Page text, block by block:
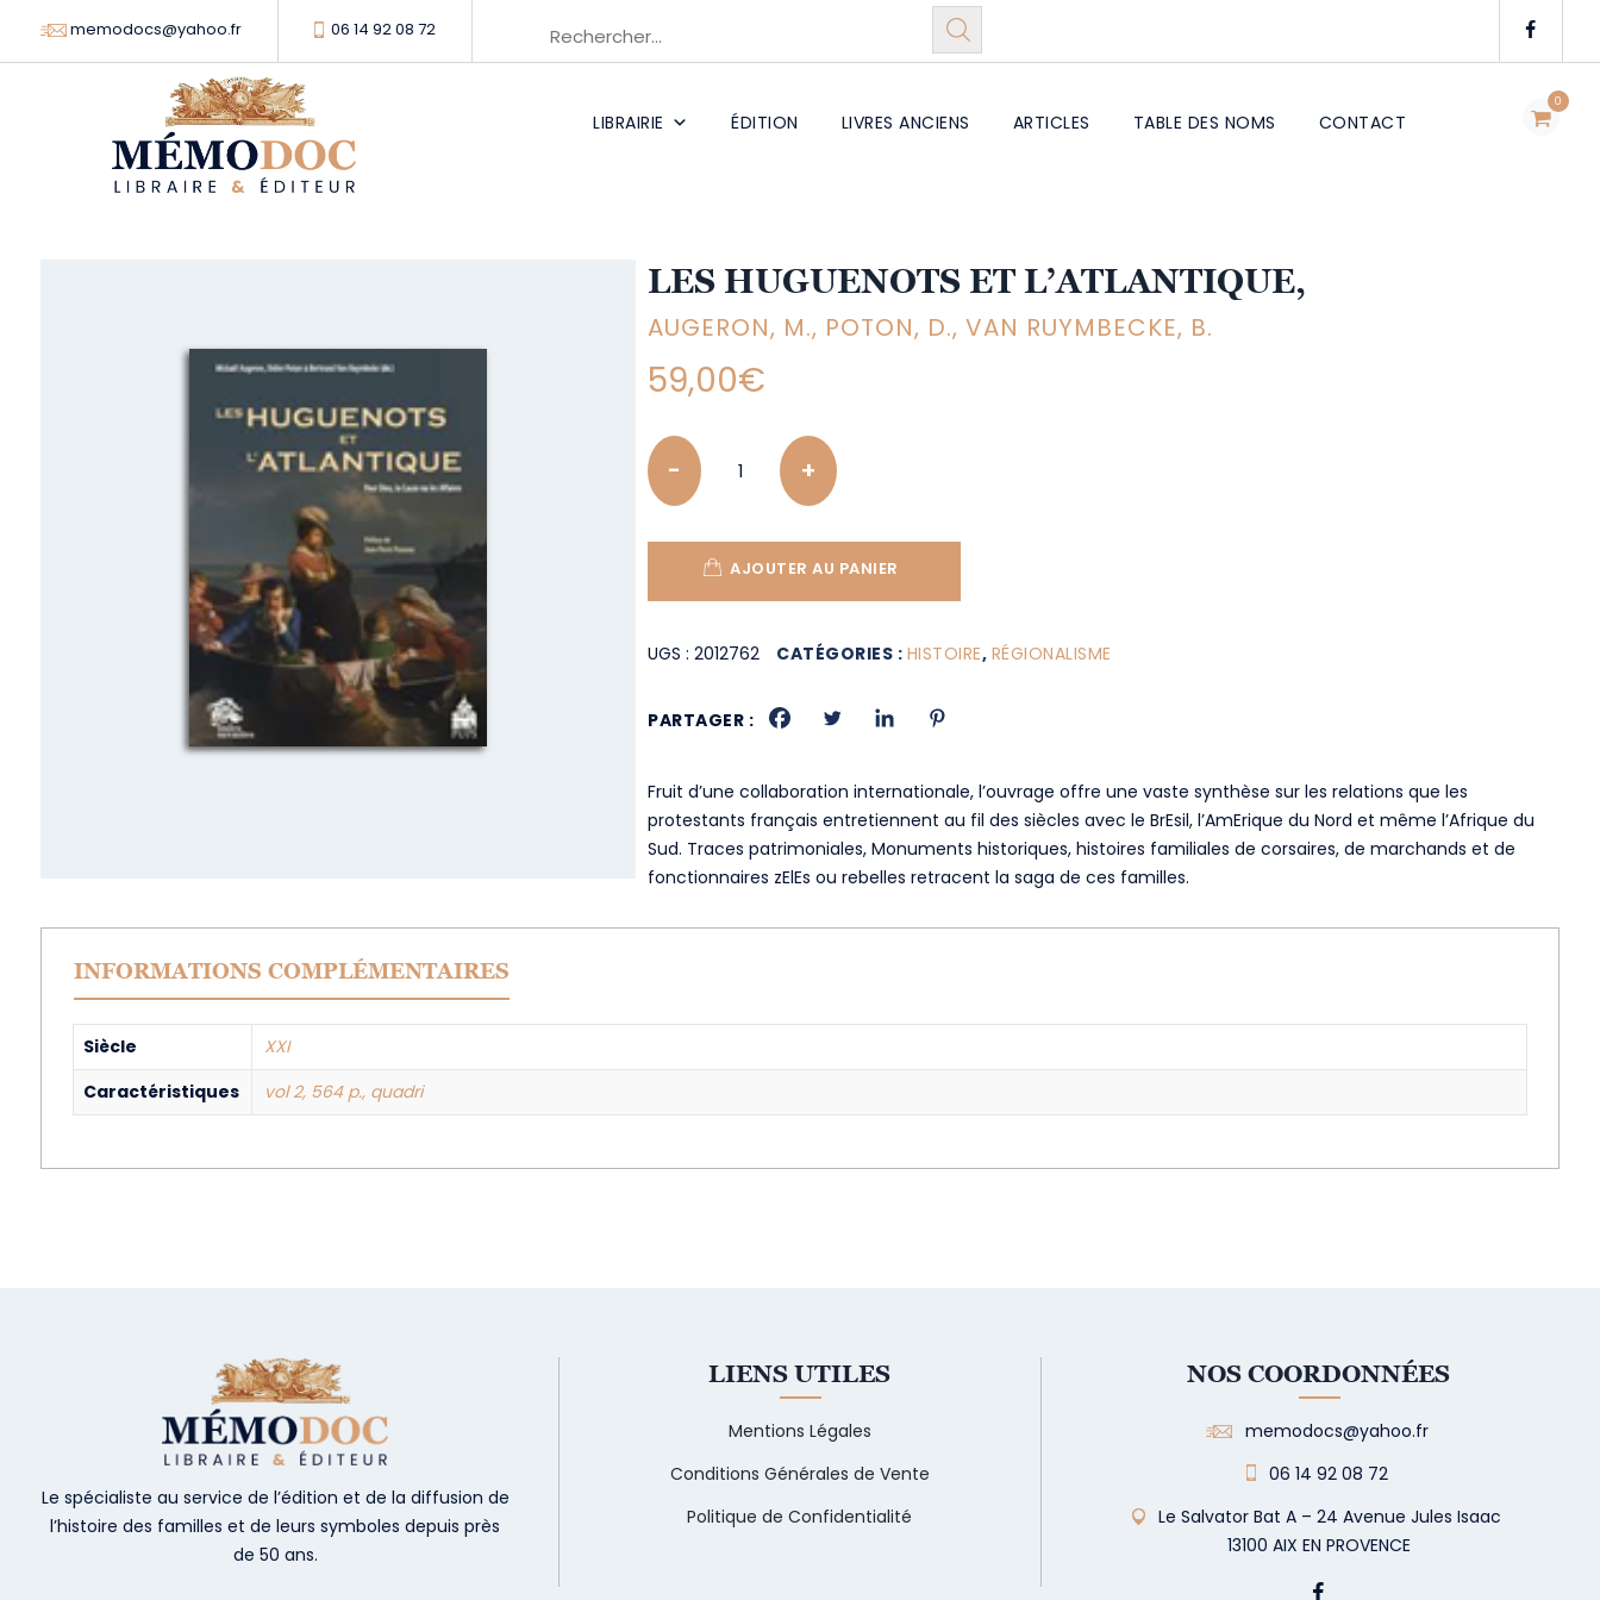
memodocs@yahoo.fr 06 14 92 08 72
0
LIBRAIRIE ÉDITION LIVRES ANCIENS ARTICLES TABLE DES NOMS CONTACT
LES HUGUENOTS ET L’ATLANTIQUE,
AUGERON, M., POTON, D., VAN RUYMBECKE, B.
59,00€
Quantity
AJOUTER AU PANIER
UGS :2012762 CATÉGORIES : HISTOIRE, RÉGIONALISME
PARTAGER :
Fruit d’une collaboration internationale, l’ouvrage offre une vaste synthèse sur les relations que les
protestants français entretiennent au fil des siècles avec le BrEsil, l’AmErique du Nord et même l’Afrique du
Sud. Traces patrimoniales, Monuments historiques, histoires familiales de corsaires, de marchands et de
fonctionnaires zElEs ou rebelles retracent la saga de ces familles.
INFORMATIONS COMPLÉMENTAIRES
Siècle
XXI
Caractéristiques
vol 2, 564 p., quadri
Le spécialiste au service de l’édition et de la diffusion de
l’histoire des familles et de leurs symboles depuis près
de 50 ans.
LIENS UTILES
Mentions Légales
Conditions Générales de Vente
Politique de Confidentialité
NOS COORDONNÉES
memodocs@yahoo.fr
06 14 92 08 72
Le Salvator Bat A – 24 Avenue Jules Isaac
13100 AIX EN PROVENCE